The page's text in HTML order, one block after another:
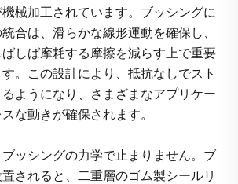
械加工されています。ブッシングに
合は、滑らかな線形運動を確保し、
しば摩耗する摩擦を減らす上で重要
。この設計により、抵抗なしでスト
ようになり、さまざまなアプリケー
な動きが確保されます。
ッシングの力学で止まりません。ブ
されると、二重層のゴム製シールリ